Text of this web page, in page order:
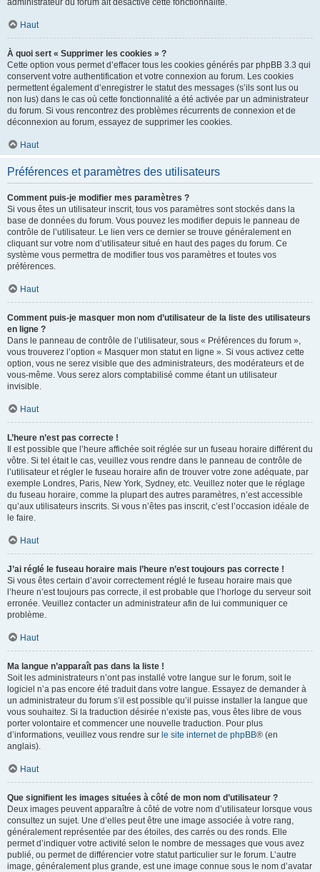
administrateur du forum ait désactivé cette fonctionnalité.
Haut
À quoi sert « Supprimer les cookies » ?
Cette option vous permet d’effacer tous les cookies générés par phpBB 3.3 qui
conservent votre authentification et votre connexion au forum. Les cookies
permettent également d’enregistrer le statut des messages (s’ils sont lus ou
non lus) dans le cas où cette fonctionnalité a été activée par un administrateur
du forum. Si vous rencontrez des problèmes récurrents de connexion et de
déconnexion au forum, essayez de supprimer les cookies.
Haut
Préférences et paramètres des utilisateurs
Comment puis-je modifier mes paramètres ?
Si vous êtes un utilisateur inscrit, tous vos paramètres sont stockés dans la
base de données du forum. Vous pouvez les modifier depuis le panneau de
contrôle de l’utilisateur. Le lien vers ce dernier se trouve généralement en
cliquant sur votre nom d’utilisateur situé en haut des pages du forum. Ce
système vous permettra de modifier tous vos paramètres et toutes vos
préférences.
Haut
Comment puis-je masquer mon nom d’utilisateur de la liste des utilisateurs
en ligne ?
Dans le panneau de contrôle de l’utilisateur, sous « Préférences du forum »,
vous trouverez l’option « Masquer mon statut en ligne ». Si vous activez cette
option, vous ne serez visible que des administrateurs, des modérateurs et de
vous-même. Vous serez alors comptabilisé comme étant un utilisateur
invisible.
Haut
L’heure n’est pas correcte !
Il est possible que l’heure affichée soit réglée sur un fuseau horaire différent du
vôtre. Si tel était le cas, veuillez vous rendre dans le panneau de contrôle de
l’utilisateur et régler le fuseau horaire afin de trouver votre zone adéquate, par
exemple Londres, Paris, New York, Sydney, etc. Veuillez noter que le réglage
du fuseau horaire, comme la plupart des autres paramètres, n’est accessible
qu’aux utilisateurs inscrits. Si vous n’êtes pas inscrit, c’est l’occasion idéale de
le faire.
Haut
J’ai réglé le fuseau horaire mais l’heure n’est toujours pas correcte !
Si vous êtes certain d’avoir correctement réglé le fuseau horaire mais que
l’heure n’est toujours pas correcte, il est probable que l’horloge du serveur soit
erronée. Veuillez contacter un administrateur afin de lui communiquer ce
problème.
Haut
Ma langue n’apparaît pas dans la liste !
Soit les administrateurs n’ont pas installé votre langue sur le forum, soit le
logiciel n’a pas encore été traduit dans votre langue. Essayez de demander à
un administrateur du forum s’il est possible qu’il puisse installer la langue que
vous souhaitez. Si la traduction désirée n’existe pas, vous êtes libre de vous
porter volontaire et commencer une nouvelle traduction. Pour plus
d’informations, veuillez vous rendre sur le site internet de phpBB® (en
anglais).
Haut
Que signifient les images situées à côté de mon nom d’utilisateur ?
Deux images peuvent apparaître à côté de votre nom d’utilisateur lorsque vous
consultez un sujet. Une d’elles peut être une image associée à votre rang,
généralement représentée par des étoiles, des carrés ou des ronds. Elle
permet d’indiquer votre activité selon le nombre de messages que vous avez
publié, ou permet de différencier votre statut particulier sur le forum. L’autre
image, généralement plus grande, est une image connue sous le nom d’avatar